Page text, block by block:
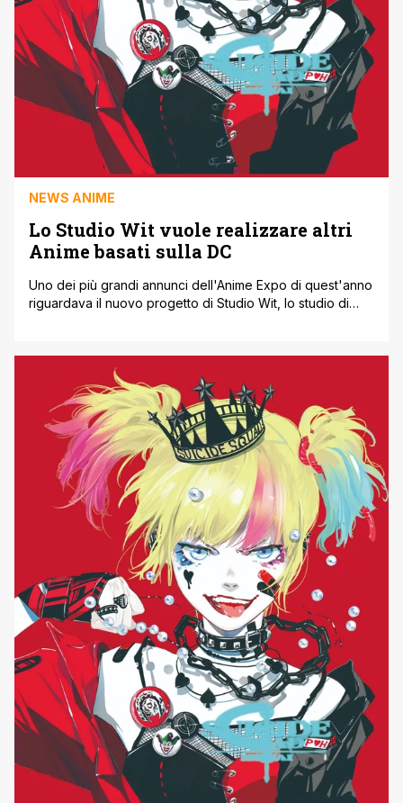
NEWS ANIME
Lo Studio Wit vuole realizzare altri
Anime basati sulla DC
Uno dei più grandi annunci dell'Anime Expo di quest'anno
riguardava il nuovo progetto di Studio Wit, lo studio di
con DC Comics per creare una nuova serie anime. Da
quello che abbiamo riportato di recente, pare che il [']